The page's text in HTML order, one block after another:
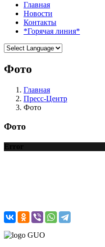
Главная
Новости
Контакты
*Горячая линия*
Фото
Главная
Пресс-Центр
Фото
Фото
Error